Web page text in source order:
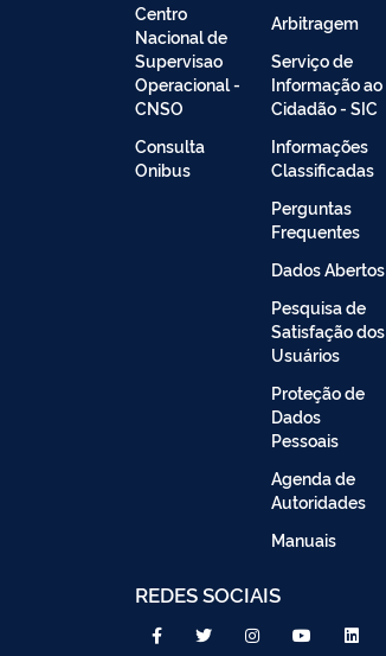
Centro
Nacional de
Supervisao
Operacional -
CNSO
Consulta
Onibus
Arbitragem
Serviço de
Informação ao
Cidadão - SIC
Informações
Classificadas
Perguntas
Frequentes
Dados Abertos
Pesquisa de
Satisfação dos
Usuários
Proteção de
Dados
Pessoais
Agenda de
Autoridades
Manuais
REDES SOCIAIS